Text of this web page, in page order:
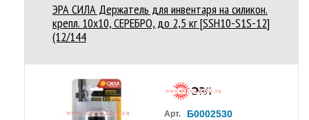
ЭРА СИЛА Держатель для инвентаря на силикон.
крепл. 10x10, СЕРЕБРО, до 2,5 кг [SSH10-S1S-12]
(12/144
Арт. Б0002530